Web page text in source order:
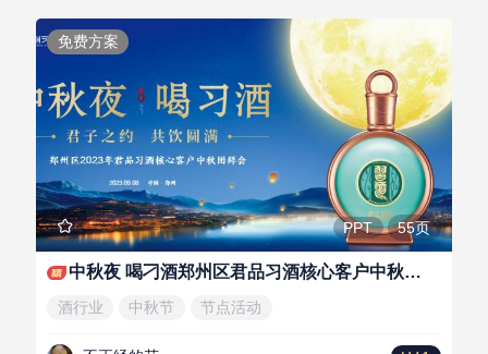
免费方案
PPT 55页
中秋夜 喝刁酒郑州区君品习酒核心客户中秋团拜活动方案
酒行业 中秋节 节点活动